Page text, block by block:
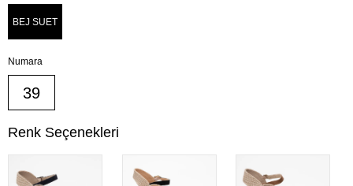
BEJ SUET
Numara
39
Renk Seçenekleri